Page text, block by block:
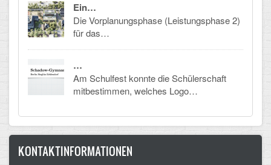
Schulzeitung: Der Gottfried
FÄCHER
Deutsch und Fremdsprachen
Ethik, Philosophie und Religion
Gesellschaftswissenschaften
Mathematik, Informatik und Naturwissenschaften
Ein…
Die Vorplanungsphase (Leistungsphase 2)
für das…
…
Am Schulfest konnte die Schülerschaft
mitbestimmen, welches Logo…
KONTAKTINFORMATIONEN